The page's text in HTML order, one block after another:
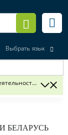
Выбрать язык
судов
БЕЛАРУСЬ